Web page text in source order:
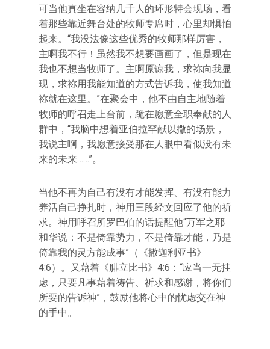
可当他真坐在容纳几千人的环形特会现场，看
着那些靠近舞台处的牧师专席时，心里却惧怕
起来。“我没法像这些优秀的牧师那样厉害，
主啊我不行！虽然我不想要画画了，但是现在
我也不想当牧师了。主啊原谅我，求祢向我显
现，求祢用我能知道的方式告诉我，使我知道
祢就在这里。”在聚会中，他不由自主地随着
牧师的呼召走上台前，跪在愿意全职奉献的人
群中，“我脑中想着亚伯拉罕献以撒的场景，
我说主啊，我愿意接受那在人眼中看似没有未
来的未来……”。
当他不再为自己有没有才能发挥、有没有能力
养活自己挣扎时，神用三段经文回应了他的祈
求。神用呼召所罗巴伯的话提醒他“万军之耶
和华说：不是倚靠势力，不是倚靠才能，乃是
倚靠我的灵方能成事”（《撒迦利亚书》
4:6）。又藉着《腓立比书》4:6：“应当一无挂
虑，只要凡事藉着祷告、祈求和感谢，将你们
所要的告诉神”，鼓励他将心中的忧虑交在神
的手中。